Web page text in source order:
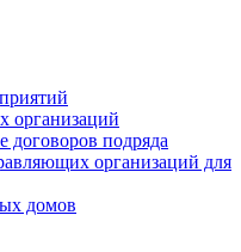
организаций
договоров подряда
организаций для
домов